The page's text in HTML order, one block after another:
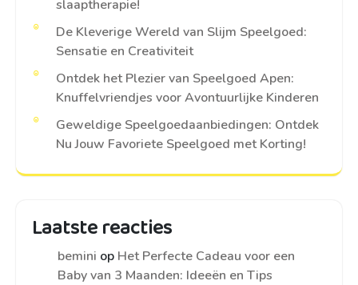
slaaptherapie!
De Kleverige Wereld van Slijm Speelgoed:
Sensatie en Creativiteit
Ontdek het Plezier van Speelgoed Apen:
Knuffelvriendjes voor Avontuurlijke Kinderen
Geweldige Speelgoedaanbiedingen: Ontdek
Nu Jouw Favoriete Speelgoed met Korting!
Laatste reacties
bemini op Het Perfecte Cadeau voor een
Baby van 3 Maanden: Ideeën en Tips